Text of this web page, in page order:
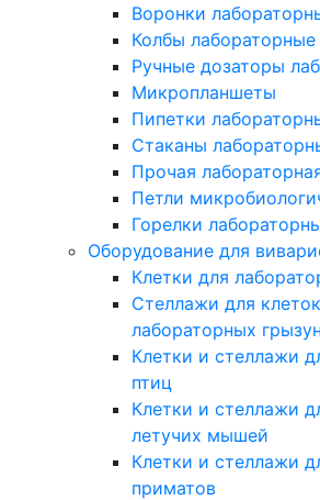
Воронки
Колбы лабораторные
Ручные дозаторы
Микропланшеты
Пипетки
Стаканы
Прочая
Петли
Горелки
Оборудование для
Клетки для
Стеллажи для
лабораторных
Клетки и стеллажи
птиц
Клетки и стеллажи
летучих мышей
Клетки и стеллажи
приматов